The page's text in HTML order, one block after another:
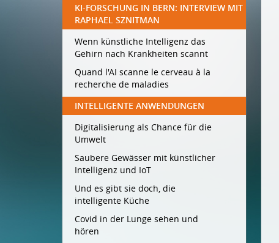
KI-FORSCHUNG IN BERN: INTERVIEW MIT
RAPHAEL SZNITMAN
Wenn künstliche Intelligenz das
Gehirn nach Krankheiten scannt
Quand l'AI scanne le cerveau à la
recherche de maladies
INTELLIGENTE ANWENDUNGEN
Digitalisierung als Chance für die
Umwelt
Saubere Gewässer mit künstlicher
Intelligenz und IoT
Und es gibt sie doch, die
intelligente Küche
Covid in der Lunge sehen und
hören